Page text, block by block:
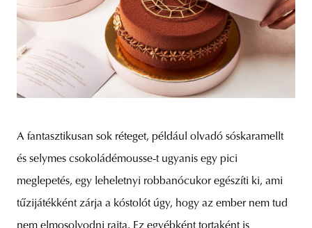
A fantasztikusan sok réteget, például olvadó sóskaramellt
és selymes csokoládémousse-t ugyanis egy pici
meglepetés, egy leheletnyi robbanócukor egészíti ki, ami
tűzijátékként zárja a kóstolót úgy, hogy az ember nem tud
nem elmosolyodni rajta. Ez egyébként tortaként is